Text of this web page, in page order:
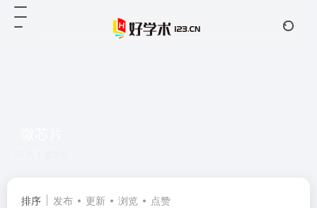
排序 发布 更新 浏览 点赞